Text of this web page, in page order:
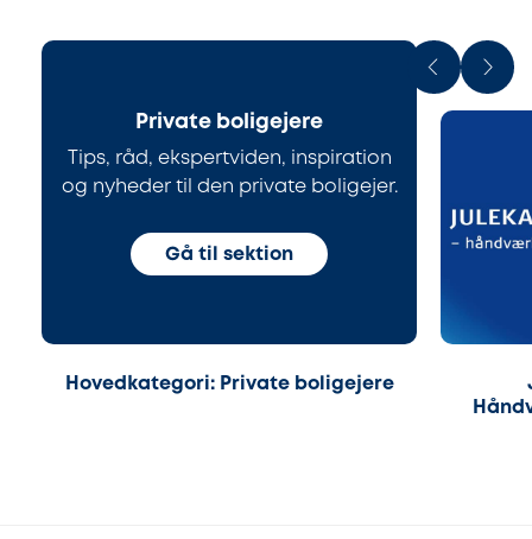
Private boligejere
Tips, råd, ekspertviden, inspiration
og nyheder til den private boligejer.
Gå til sektion
Hovedkategori: Private boligejere